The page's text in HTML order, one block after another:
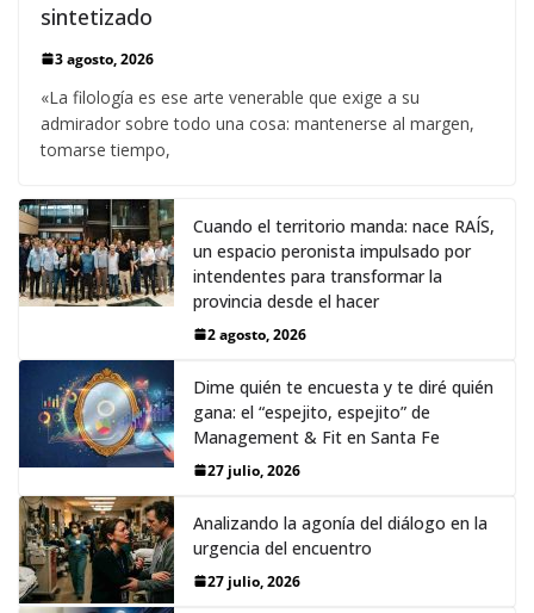
sintetizado
3 agosto, 2026
«La filología es ese arte venerable que exige a su
admirador sobre todo una cosa: mantenerse al margen,
tomarse tiempo,
Cuando el territorio manda: nace RAÍS,
un espacio peronista impulsado por
intendentes para transformar la
provincia desde el hacer
2 agosto, 2026
Dime quién te encuesta y te diré quién
gana: el “espejito, espejito” de
Management & Fit en Santa Fe
27 julio, 2026
Analizando la agonía del diálogo en la
urgencia del encuentro
27 julio, 2026